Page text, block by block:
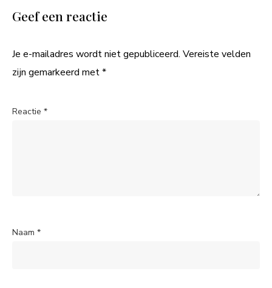
Geef een reactie
Je e-mailadres wordt niet gepubliceerd. Vereiste velden
zijn gemarkeerd met*
Reactie *
Naam *